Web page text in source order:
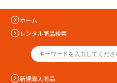
ホーム
レンタル商品検索
新規導入商品